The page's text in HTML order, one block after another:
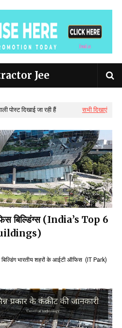
Jee
पोस्ट दिखाई जा रही हैं सभी दिखाएं
बिल्डिंग्स (India’s Top 6
भारतीय शहरों के आईटी ऑफिस (IT Park)